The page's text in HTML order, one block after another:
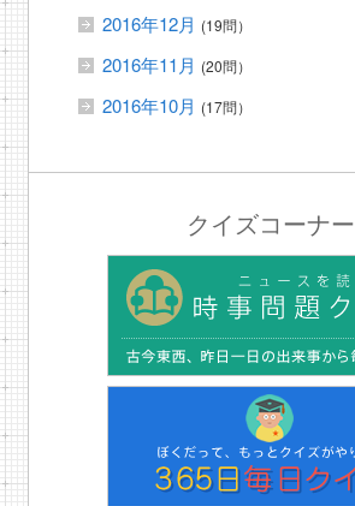
2016年12月 (19問）
2016年11月 (20問）
2016年10月 (17問）
クイズコーナー